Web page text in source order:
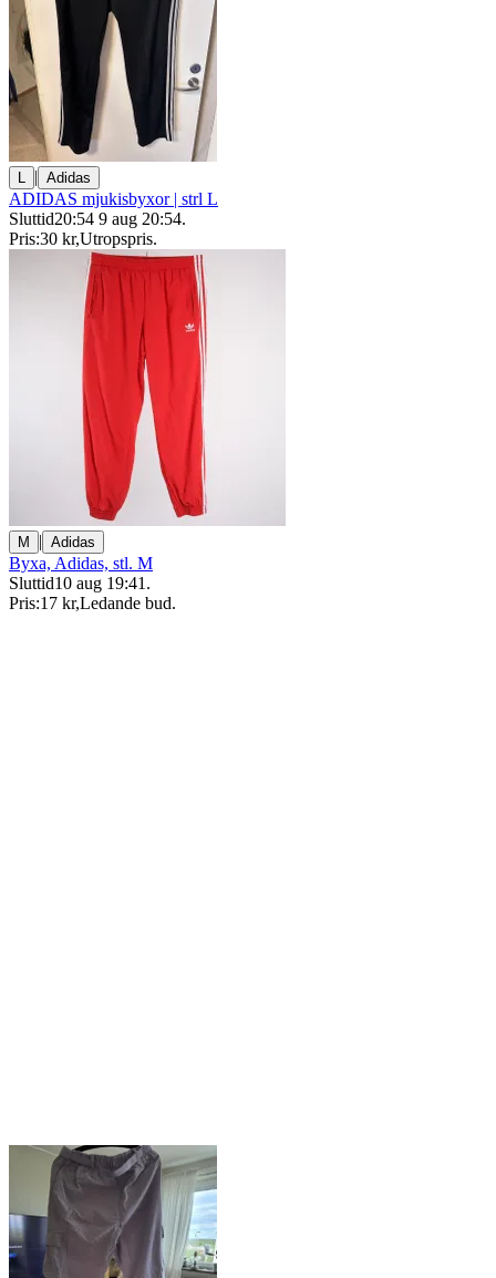
L | Adidas
ADIDAS mjukisbyxor | strl L
Sluttid20:54 9 aug 20:54.
Pris:30 kr,Utropspris.
M | Adidas
Byxa, Adidas, stl. M
Sluttid10 aug 19:41 .
Pris:17 kr,Ledande bud.